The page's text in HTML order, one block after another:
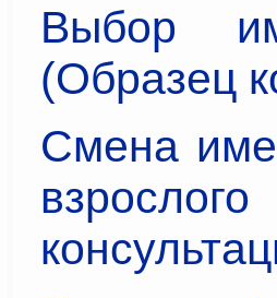
Выбор
(Образец
Смена